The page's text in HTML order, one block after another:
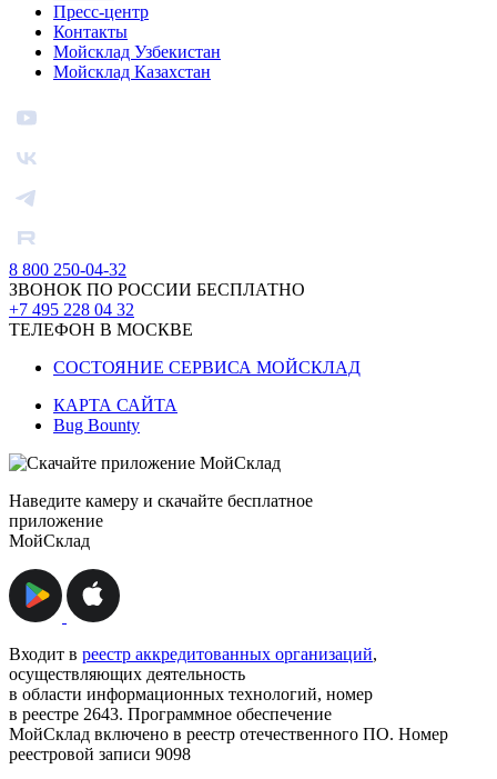
Пресс-центр
Контакты
Мойсклад Узбекистан
Мойсклад Казахстан
8 800 250-04-32
ЗВОНОК ПО РОССИИ БЕСПЛАТНО
+7 495 228 04 32
ТЕЛЕФОН В МОСКВЕ
СОСТОЯНИЕ СЕРВИСА МОЙСКЛАД
КАРТА САЙТА
Bug Bounty
Наведите камеру и скачайте бесплатное
приложение
МойСклад
Входит в реестр аккредитованных организаций,
осуществляющих деятельность
в области информационных технологий, номер
в реестре 2643. Программное обеспечение
МойСклад включено в реестр отечественного ПО. Номер
реестровой записи 9098